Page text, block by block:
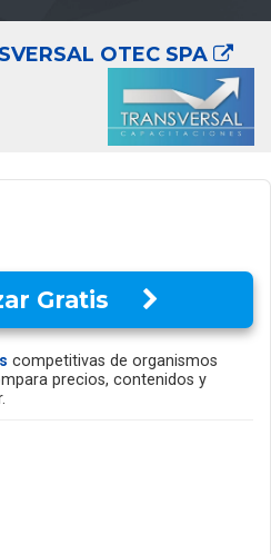
OTEC SPA
Gratis
competitivas de organismos
precios, contenidos y